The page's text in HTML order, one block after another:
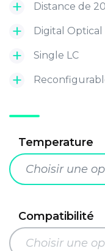
Distance de
Digital
Single LC
Temperature
Choisir une
Compatibilité
Choisir une